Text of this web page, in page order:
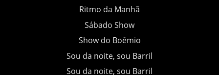
Ritmo da Manhã
Sábado Show
Show do Boêmio
Sou da noite, sou Barril
Sou da noite, sou Barril